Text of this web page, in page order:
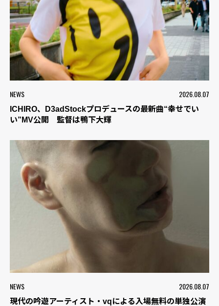
NEWS 2026.08.07
ICHIRO、D3adStockプロデュースの最新曲“幸せでい
い”MV公開 監督は鴨下大輝
NEWS 2026.08.07
現代の吟遊アーティスト・vqによる入場無料の単独公演